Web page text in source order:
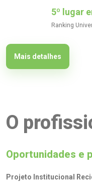
5º lugar
Ranking
Mais detalhes
O
Oportunidades e
Projeto Institucional